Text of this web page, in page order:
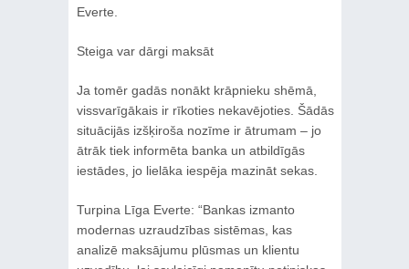
Everte.
Steiga var dārgi maksāt
Ja tomēr gadās nonākt krāpnieku shēmā,
vissvarīgākais ir rīkoties nekavējoties. Šādās
situācijās izšķiroša nozīme ir ātrumam – jo
ātrāk tiek informēta banka un atbildīgās
iestādes, jo lielāka iespēja mazināt sekas.
Turpina Līga Everte: “Bankas izmanto
modernas uzraudzības sistēmas, kas
analizē maksājumu plūsmas un klientu